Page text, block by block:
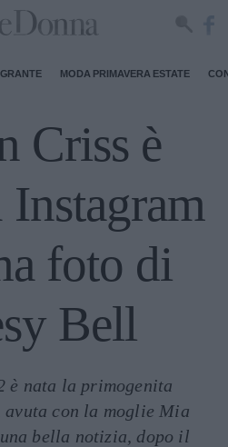
MODA PRIMAVERA ESTATE
Criss è
Instagram
foto di
Bell
è nata la primogenita
con la moglie Mia
bella notizia, dopo il